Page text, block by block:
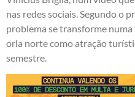
nas redes sociais. Segundo o
problema se transforme
orla norte como atração
semestre.